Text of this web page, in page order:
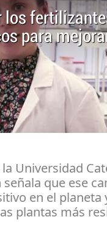
los
para
Universidad
que ese
en el planeta
plantas más